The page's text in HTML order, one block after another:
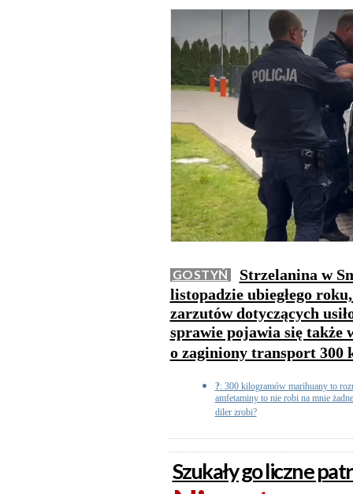
GOSTYŃ
Strzelanina w
listopadzie ubiegłego
zarzutów dotyczących
sprawie pojawia się także
o zaginiony transport
?: 300 kilogramów marihuany to
amfetaminy to nie robi na mnie
diler zrobi?
Szukały go liczne